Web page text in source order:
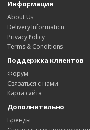
Информация
About Us
Delivery Information
Privacy Policy
Terms & Conditions
Поддержка клиентов
Форум
Связаться с нами
Карта сайта
Дополнительно
Бренды